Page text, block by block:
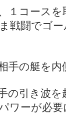
１コース
戦闘でゴ
手の艇を
の引き波
ワーが必要